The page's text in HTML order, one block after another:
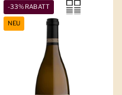
-33% RABATT
NEU